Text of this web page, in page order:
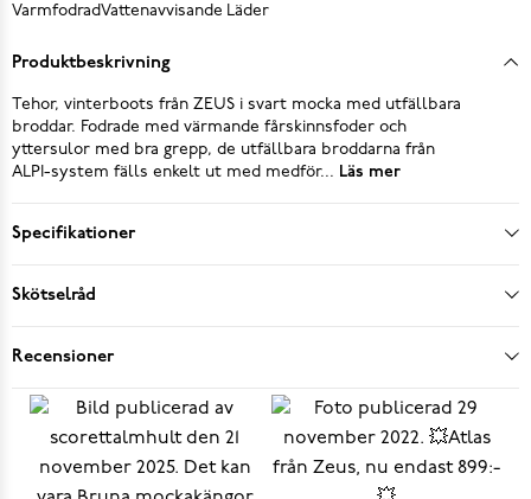
VarmfodradVattenavvisande Läder
Produktbeskrivning
Tehor, vinterboots från ZEUS i svart mocka med utfällbara
broddar. Fodrade med värmande fårskinnsfoder och
yttersulor med bra grepp, de utfällbara broddarna från
ALPI-system fälls enkelt ut med medför... Läs mer
Specifikationer
Skötselråd
Recensioner